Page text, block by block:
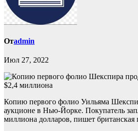
Отadmin
Июл 27, 2022
Копию первого фолио Уильяма
аукционе в Нью-Йорке. Покупатель
миллиона долларов, пишет британская